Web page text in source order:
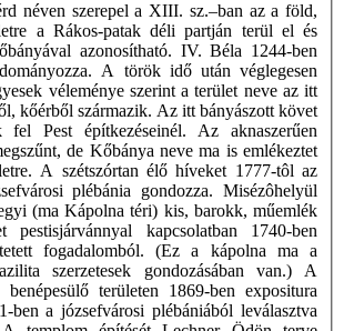
néven szerepel a XIII. sz.–ban az a föld,
a Rákos-patak déli partján terül el és
azonosítható. IV. Béla 1244-ben
A török idő után véglegesen
véleménye szerint a terület neve az itt
kőérből származik. Az itt bányászott követ
fel Pest építkezéseinél. Az aknaszerűen
de Kőbánya neve ma is emlékeztet
A szétszórtan élő híveket 1777-tôl az
plébánia gondozza. Misézôhelyül
(ma Kápolna téri) kis, barokk, műemlék
pestisjárvánnyal kapcsolatban 1740-ben
fogadalomból. (Ez a kápolna ma a
szerzetesek gondozásában van.) A
területen 1869-ben expositura
ben a józsefvárosi plébániából leválasztva